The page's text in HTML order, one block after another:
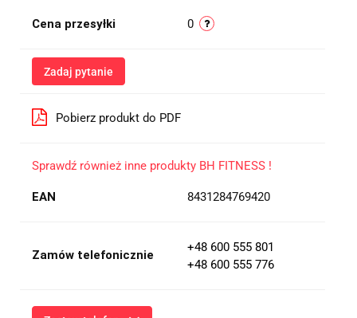
Cena przesyłki 0
Zadaj pytanie
Pobierz produkt do PDF
Sprawdź również inne produkty BH FITNESS !
EAN 8431284769420
Zamów telefonicznie
+48 600 555 801
+48 600 555 776